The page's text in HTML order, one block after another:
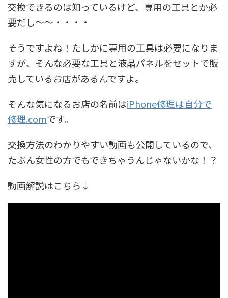
交換できるのは知っているけど、専用の工具とか必
要だし～～・・・・
そうですよね！たしかに専用の工具は必要になりま
すが、そんな必要な工具と液晶パネルをセットで販
売しているお店があるんですよ。
そんな気になるお店の名前はiPhone修理は自分で
修理.comです。
交換方法のわかりやすい動画も公開しているので、
たぶん女性の方でもできちゃうんじゃないかな！？
動画解説はこちら↓